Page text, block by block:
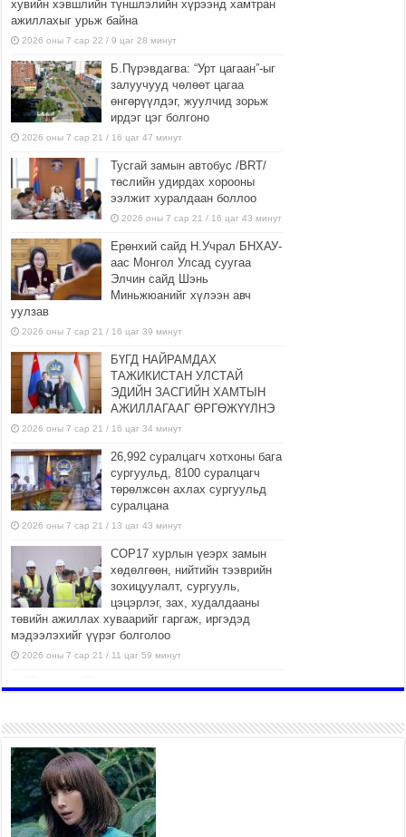
хувийн хэвшлийн түншлэлийн хүрээнд хамтран
ажиллахыг урьж байна
2026 оны 7 сар 22 / 9 цаг 28 минут
Б.Пүрэвдагва: “Урт цагаан”-ыг
залуучууд чөлөөт цагаа
өнгөрүүлдэг, жуулчид зорьж
ирдэг цэг болгоно
2026 оны 7 сар 21 / 16 цаг 47 минут
Тусгай замын автобус /BRT/
төслийн удирдах хорооны
ээлжит хуралдаан боллоо
2026 оны 7 сар 21 / 16 цаг 43 минут
Ерөнхий сайд Н.Учрал БНХАУ-
аас Монгол Улсад суугаа
Элчин сайд Шэнь
Миньжюанийг хүлээн авч
уулзав
2026 оны 7 сар 21 / 16 цаг 39 минут
БҮГД НАЙРАМДАХ
ТАЖИКИСТАН УЛСТАЙ
ЭДИЙН ЗАСГИЙН ХАМТЫН
АЖИЛЛАГААГ ӨРГӨЖҮҮЛНЭ
2026 оны 7 сар 21 / 16 цаг 34 минут
26,992 суралцагч хотхоны бага
сургуульд, 8100 суралцагч
төрөлжсөн ахлах сургуульд
суралцана
2026 оны 7 сар 21 / 13 цаг 43 минут
COP17 хурлын үеэрх замын
хөдөлгөөн, нийтийн тээврийн
зохицуулалт, сургууль,
цэцэрлэг, зах, худалдааны
төвийн ажиллах хуваарийг гаргаж, иргэдэд
мэдээлэхийг үүрэг болголоо
2026 оны 7 сар 21 / 11 цаг 59 минут
сонирхлыг нэн тэргүүнд
хангахыг баталгаажууллаа
2026 оны 7 сар 21 / 11 цаг 42 минут
Б.Пүрэвдагва: “Туул-1”
коллекторыг ашиглалтад
оруулж байж бид гэр